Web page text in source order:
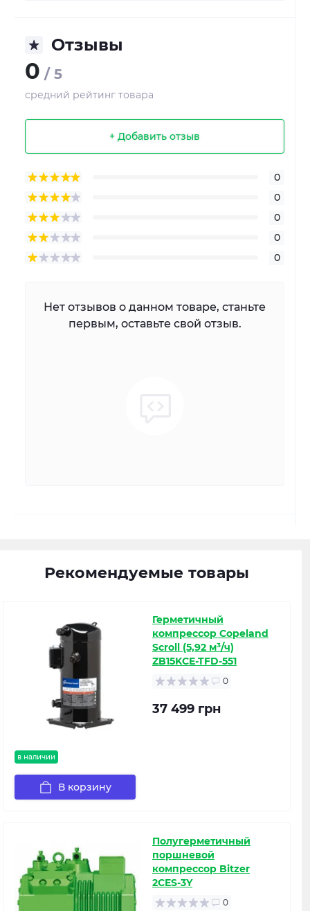
Отзывы
0 / 5
средний рейтинг товара
+ Добавить отзыв
0
0
0
0
0
Нет отзывов о данном товаре, станьте
первым, оставьте свой отзыв.
Рекомендуемые товары
в наличии
Герметичный
компрессор Copeland
Scroll (5,92 м³/ч)
ZB15KCE-TFD-551
0
37 499 грн
В корзину
Полугерметичный
поршневой
компрессор Bitzer
2CES-3Y
0